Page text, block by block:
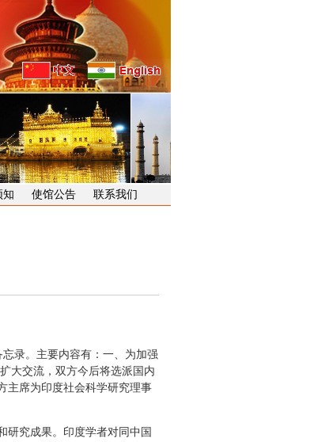
知 使馆公告 联系我们
录。主要内容有：一、为加强
大交流，双方今后将选派国内
主席为印度社会科学研究理事
究成果。印度学者对同中国